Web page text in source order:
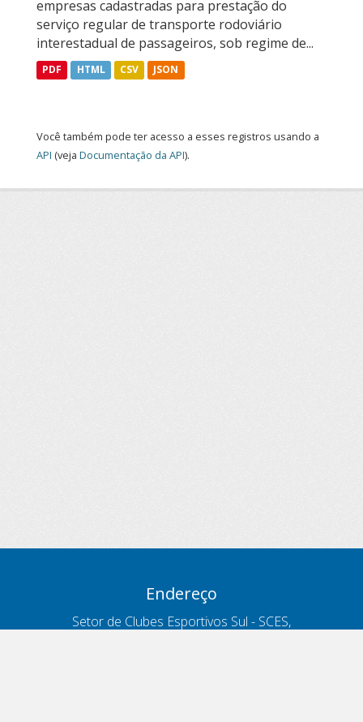
empresas cadastradas para prestação do
serviço regular de transporte rodoviário
interestadual de passageiros, sob regime de...
PDF HTML CSV JSON
Você também pode ter acesso a esses registros usando a
API (veja Documentação da API).
Endereço
Setor de Clubes Esportivos Sul - SCES,